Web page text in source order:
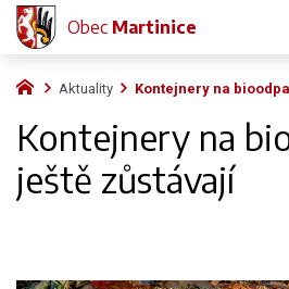
Aktuality Kontejnery na
Kontejnery na
ještě zůstávají
Obec Martinice